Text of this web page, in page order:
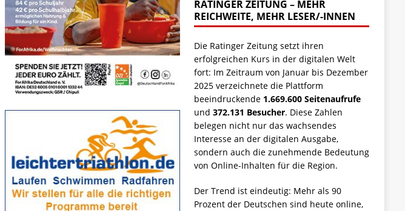
RATINGER ZEITUNG – MEHR
REICHWEITE, MEHR LESER/-INNEN
Die Ratinger Zeitung setzt ihren
erfolgreichen Kurs in der digitalen Welt
fort: Im Zeitraum von Januar bis Dezember
2025 verzeichnete die Plattform
beeindruckende 1.669.600 Seitenaufrufe
und 372.131 Besucher. Diese Zahlen
belegen nicht nur das wachsendes
Interesse an der digitalen Ausgabe,
sondern auch die zunehmende Bedeutung
von Online-Inhalten für die Region.
Der Trend ist eindeutig: Mehr als 90
Prozent der Deutschen sind heute online,